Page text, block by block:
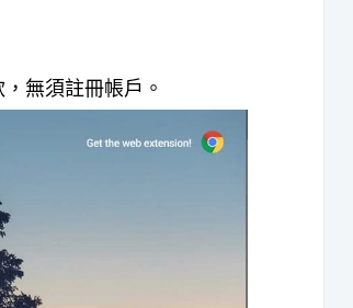
無須註冊帳戶。